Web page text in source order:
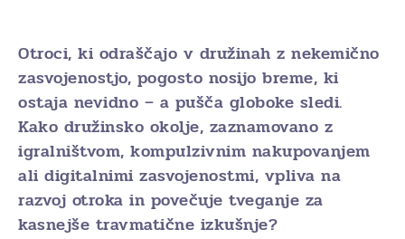
Otroci, ki odraščajo v družinah z nekemično
zasvojenostjo, pogosto nosijo breme, ki
ostaja nevidno – a pušča globoke sledi.
Kako družinsko okolje, zaznamovano z
igralništvom, kompulzivnim nakupovanjem
ali digitalnimi zasvojenostmi, vpliva na
razvoj otroka in povečuje tveganje za
kasnejše travmatične izkušnje?